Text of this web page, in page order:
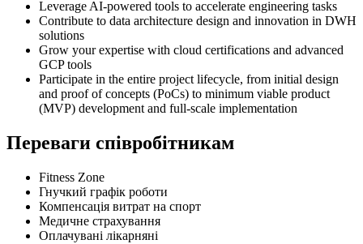
Leverage AI-powered tools to accelerate engineering tasks
Contribute to data architecture design and innovation in DWH
solutions
Grow your expertise with cloud certifications and advanced
GCP tools
Participate in the entire project lifecycle, from initial design
and proof of concepts (PoCs) to minimum viable product
(MVP) development and full-scale implementation
Переваги співробітникам
Fitness Zone
Гнучкий графік роботи
Компенсація витрат на спорт
Медичне страхування
Оплачувані лікарняні